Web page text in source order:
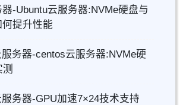
-Ubuntu云服务器:NVMe硬盘与
提升性能
务器-centos云服务器:NVMe硬
务器-GPU加速7×24技术支持